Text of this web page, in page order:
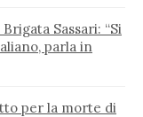
Sassari: “Si
parla in
per la morte di